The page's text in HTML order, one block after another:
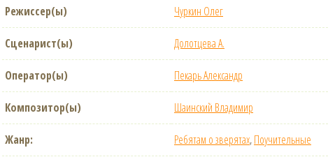
Режиссер(ы) Чуркин Олег
Сценарист(ы) Долотцева А.
Оператор(ы) Пекарь Александр
Композитор(ы) Шаинский Владимир
Жанр: Ребятам о зверятах,Поучительные